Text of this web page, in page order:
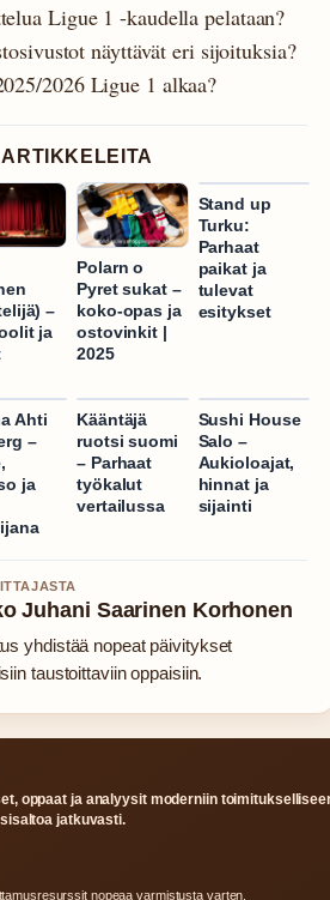
Ligue 1 -kaudella pelataan?
näyttävät eri sijoituksia?
2026 Ligue 1 alkaa?
–
ja
Polarn o
Pyret sukat –
koko-opas ja
ostovinkit |
2025
Stand up
Turku:
Parhaat
paikat ja
tulevat
esitykset
Ahti
–
ja
Kääntäjä
ruotsi suomi
– Parhaat
työkalut
vertailussa
Sushi House
Salo –
Aukioloajat,
hinnat ja
sijainti
Juhani Saarinen Korhonen
yhdistää nopeat päivitykset
taustoittaviin oppaisiin.
oppaat ja analyysit moderniin
jatkuvasti.
nopeaa varmistusta varten.